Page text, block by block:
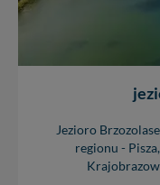
Jezioro
regionu -
Nasz serwis nie
Twoich danych
trzecim. Wyjątkiem
Twoich danych jest
danych z
w przypadku
itp). Więcej